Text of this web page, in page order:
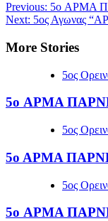
Previous: 5o ΑΡΜΑ
Next: 5ος Αγωνας
More Stories
5ος
5o ΑΡΜΑ
5ος
5ο ΑΡΜΑ
5ος
5o ΑΡΜΑ